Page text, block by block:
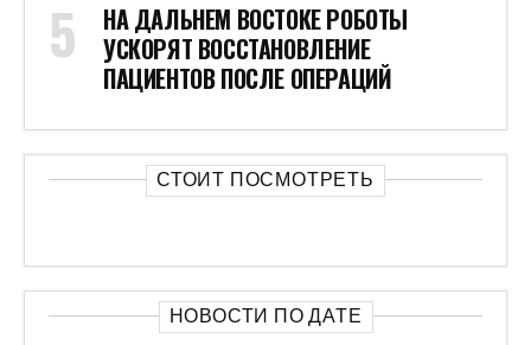
НА ДАЛЬНЕМ ВОСТОКЕ РОБОТЫ
УСКОРЯТ ВОССТАНОВЛЕНИЕ
ПАЦИЕНТОВ ПОСЛЕ ОПЕРАЦИЙ
СТОИТ ПОСМОТРЕТЬ
НОВОСТИ ПО ДАТЕ